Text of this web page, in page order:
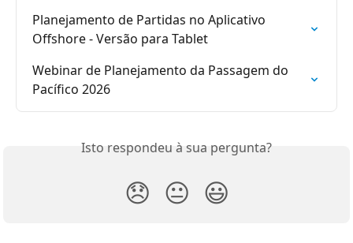
Planejamento de Partidas no Aplicativo
Offshore - Versão para Tablet
Webinar de Planejamento da Passagem do
Pacífico 2026
Isto respondeu à sua pergunta?
😞 😐 😃